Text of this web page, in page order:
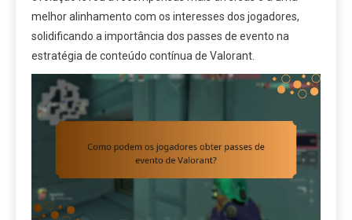
melhor alinhamento com os interesses dos jogadores,
solidificando a importância dos passes de evento na
estratégia de conteúdo contínua de Valorant.